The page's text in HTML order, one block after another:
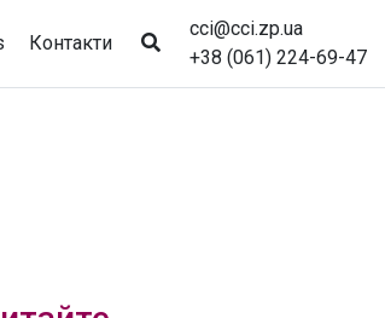
Контакти
cci@cci.zp.ua
+38 (061) 224-69-47